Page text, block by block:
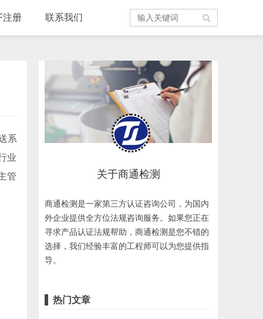
注册 联系我们
系
业
管
关于商通检测
商通检测是一家第三方认证咨询公司，为国内
外企业提供全方位法规咨询服务。如果您正在
寻求产品认证法规帮助，商通检测是您不错的
选择，我们经验丰富的工程师可以为您提供指
导。
热门文章